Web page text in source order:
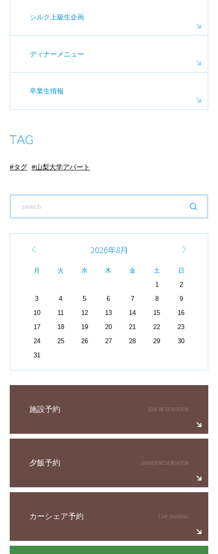
シルク上級生企画
ディナーメニュー
卒業生情報
タグ 山梨大学アパート
2026年8月
月 火 水 木 金 土
日
1
2
3
4 5 6 7 8
9
10
11 12 13 14 15
16
17
18 19 20 21 22
23
24
25 26 27 28 29
30
31
施設予約
夕飯予約
カーシェア予約